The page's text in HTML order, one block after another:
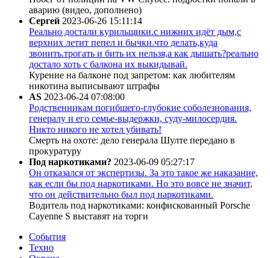
аварию (видео, дополнено)
Сергей 2023-06-26 15:11:14
Реально достали курильщики.с нижних идёт дым,с
верхних летит пепел и бычки.что делать,куда
звонить.трогать и бить их нельзя,а как дышать?реально
достало хоть с балкона их выкидывай.
Курение на балконе под запретом: как любителям
никотина выписывают штрафы
AS 2023-06-24 07:08:00
Родственникам погибшего-глубокие соболезнования,
генералу и его семье-выдержки, суду-милосердия.
Никто никого не хотел убивать!
Смерть на охоте: дело генерала Шулте передано в
прокуратуру
Под наркотиками? 2023-06-09 05:27:17
Он отказался от экспертизы. За это такое же наказание,
как если бы под наркотиками. Но это вовсе не значит,
что он действительно был под наркотиками.
Водитель под наркотиками: конфискованный Porsche
Cayenne S выставят на торги
События
Техно